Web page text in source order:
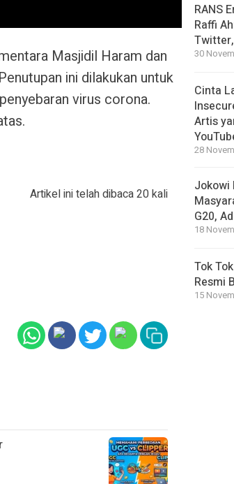
Masjidil Haram dan
ini dilakukan untuk
virus corona.
Artikel ini telah dibaca 20 kali
RANS
Raffi
30
Cinta
Artis
28
Jokowi
G20,
18
Tok
Resmi
15